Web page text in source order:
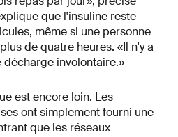
que l'insuline reste
même si une personne
de quatre heures. «Il n'y a
involontaire.»
est encore loin. Les
ont simplement fourni une
que les réseaux